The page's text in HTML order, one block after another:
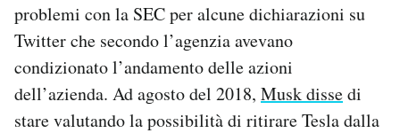
problemi con la SEC per alcune dichiarazioni su
Twitter che secondo l’agenzia avevano
condizionato l’andamento delle azioni
dell’azienda. Ad agosto del 2018, Musk dissedi
stare valutando la possibilità di ritirare Tesla dalla